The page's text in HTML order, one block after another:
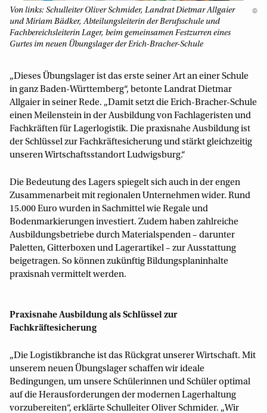
Von links: Schulleiter Oliver Schmider, Landrat Dietmar Allgaier
und Miriam Bädker, Abteilungsleiterin der Berufsschule und
Fachbereichsleiterin Lager, beim gemeinsamen Festzurren eines
Gurtes im neuen Übungslager der Erich-Bracher-Schule
©
„Dieses Übungslager ist das erste seiner Art an einer Schule
in ganz Baden-Württemberg“, betonte Landrat Dietmar
Allgaier in seiner Rede. „Damit setzt die Erich-Bracher-Schule
einen Meilenstein in der Ausbildung von Fachlageristen und
Fachkräften für Lagerlogistik. Die praxisnahe Ausbildung ist
der Schlüssel zur Fachkräftesicherung und stärkt gleichzeitig
unseren Wirtschaftsstandort Ludwigsburg.“
Die Bedeutung des Lagers spiegelt sich auch in der engen
Zusammenarbeit mit regionalen Unternehmen wider. Rund
15.000 Euro wurden in Sachmittel wie Regale und
Bodenmarkierungen investiert. Zudem haben zahlreiche
Ausbildungsbetriebe durch Materialspenden – darunter
Paletten, Gitterboxen und Lagerartikel – zur Ausstattung
beigetragen. So können zukünftig Bildungsplaninhalte
praxisnah vermittelt werden.
Praxisnahe Ausbildung als Schlüssel zur
Fachkräftesicherung
„Die Logistikbranche ist das Rückgrat unserer Wirtschaft. Mit
unserem neuen Übungslager schaffen wir ideale
Bedingungen, um unsere Schülerinnen und Schüler optimal
auf die Herausforderungen der modernen Lagerhaltung
vorzubereiten“, erklärte Schulleiter Oliver Schmider. „Wir